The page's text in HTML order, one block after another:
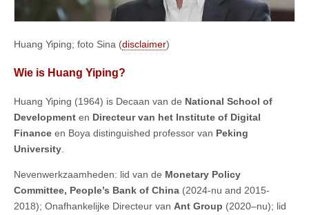
Huang Yiping; foto Sina (disclaimer)
Wie is Huang Yiping?
Huang Yiping (1964) is Decaan van de National School of
Development en Directeur van het Institute of Digital
Finance en Boya distinguished professor van Peking
University
Nevenwerkzaamheden: lid van de Monetary Policy
Committee, People’s Bank of China (2024-nu and 2015-
2018); Onafhankelijke Directeur van Ant Group (2020–nu); lid